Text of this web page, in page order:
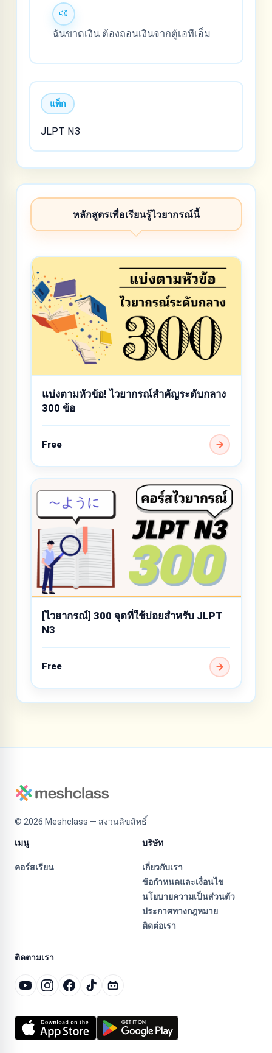
ฉันขาดเงิน ต้องถอนเงินจากตู้เอทีเอ็ม
แท็ก
JLPT N3
หลักสูตรเพื่อเรียนรู้ไวยากรณ์นี้
แบ่งตามหัวข้อ! ไวยากรณ์สำคัญระดับกลาง
300 ข้อ
Free
[ไวยากรณ์] 300 จุดที่ใช้บ่อยสำหรับ JLPT
N3
Free
© 2026 Meshclass — สงวนลิขสิทธิ์
เมนู
คอร์สเรียน
บริษัท
เกี่ยวกับเรา
ข้อกำหนดและเงื่อนไข
นโยบายความเป็นส่วนตัว
ประกาศทางกฎหมาย
ติดต่อเรา
ติดตามเรา